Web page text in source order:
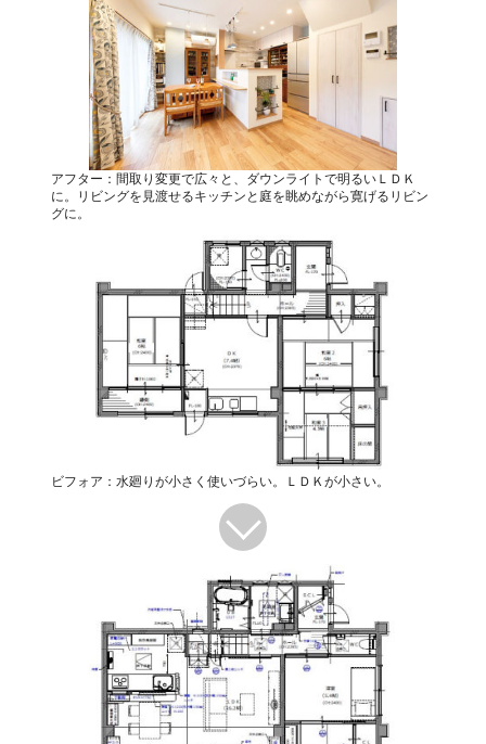
アフター：間取り変更で広々と、ダウンライトで明るいＬＤＫ
に。リビングを見渡せるキッチンと庭を眺めながら寛げるリビン
グに。
ビフォア：水廻りが小さく使いづらい。ＬＤＫが小さい。